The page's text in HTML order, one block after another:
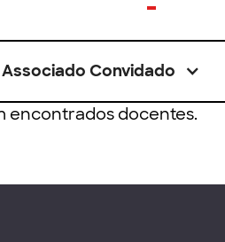
Convidado
encontrados docentes.